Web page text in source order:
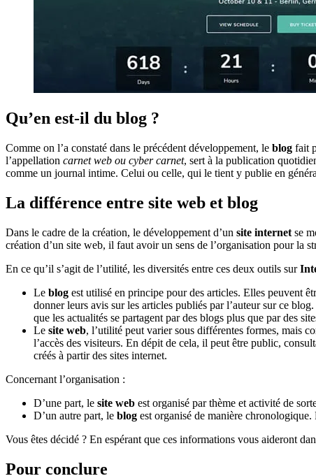
Qu’en est-il du blog ?
Comme on l’a constaté dans le précédent développement, le blog fait
l’appellation carnet web ou cyber carnet, sert à la publication
comme un journal intime. Celui ou celle, qui le tient y publie en
La différence entre site web et blog
Dans le cadre de la création, le développement d’un site internet se
création d’un site web, il faut avoir un sens de l’organisation pour la
En ce qu’il s’agit de l’utilité, les diversités entre ces deux outils sur
Le blog est utilisé en principe pour des articles. Elles peuvent
donner leurs avis sur les articles publiés par l’auteur sur ce
que les actualités se partagent par des blogs plus que par des
Le site web, l’utilité peut varier sous différentes formes, mais
l’accès des visiteurs. En dépit de cela, il peut être public,
créés à partir des sites internet.
Concernant l’organisation :
D’une part, le site web est organisé par thème et activité de
D’un autre part, le blog est organisé de manière
Vous êtes décidé ? En espérant que ces informations vous aideront
Pour conclure